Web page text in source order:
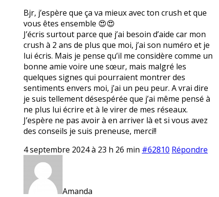
Bjr, j’espère que ça va mieux avec ton crush et que
vous êtes ensemble 😍😍
J’écris surtout parce que j’ai besoin d’aide car mon
crush à 2 ans de plus que moi, j’ai son numéro et je
lui écris. Mais je pense qu’il me considère comme un
bonne amie voire une sœur, mais malgré les
quelques signes qui pourraient montrer des
sentiments envers moi, j’ai un peu peur. A vrai dire
je suis tellement désespérée que j’ai même pensé à
ne plus lui écrire et à le virer de mes réseaux.
J’espère ne pas avoir à en arriver là et si vous avez
des conseils je suis preneuse, merci!!
4 septembre 2024 à 23 h 26 min #62810 Répondre
Amanda